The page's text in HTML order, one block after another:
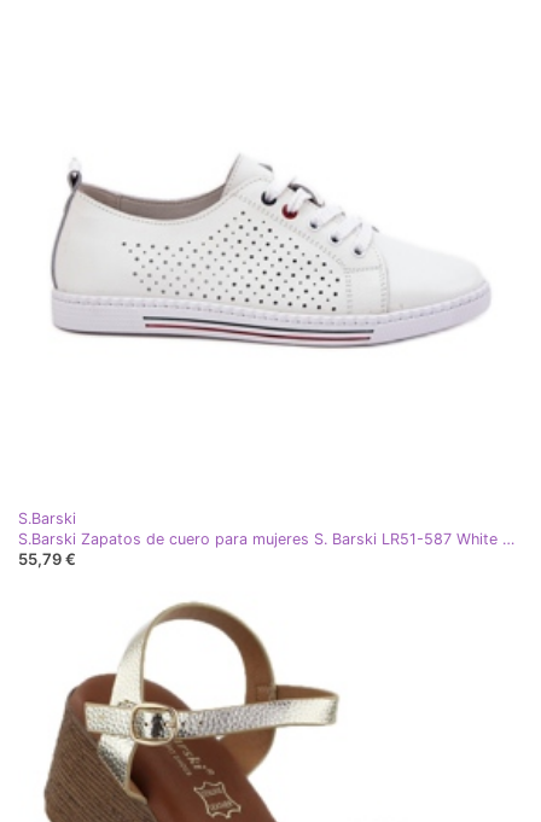
S.Barski
S.Barski Zapatos de cuero para mujeres S. Barski LR51-587 White blanco
55,79 €